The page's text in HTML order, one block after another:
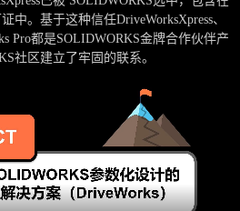
中。基于这种信任DriveWorksXpress、
Pro都是SOLIDWORKS金牌合作伙伴产
社区建立了牢固的联系。